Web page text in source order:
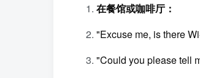
在餐馆或咖啡厅：
"Excuse me, is there
"Could you please tell